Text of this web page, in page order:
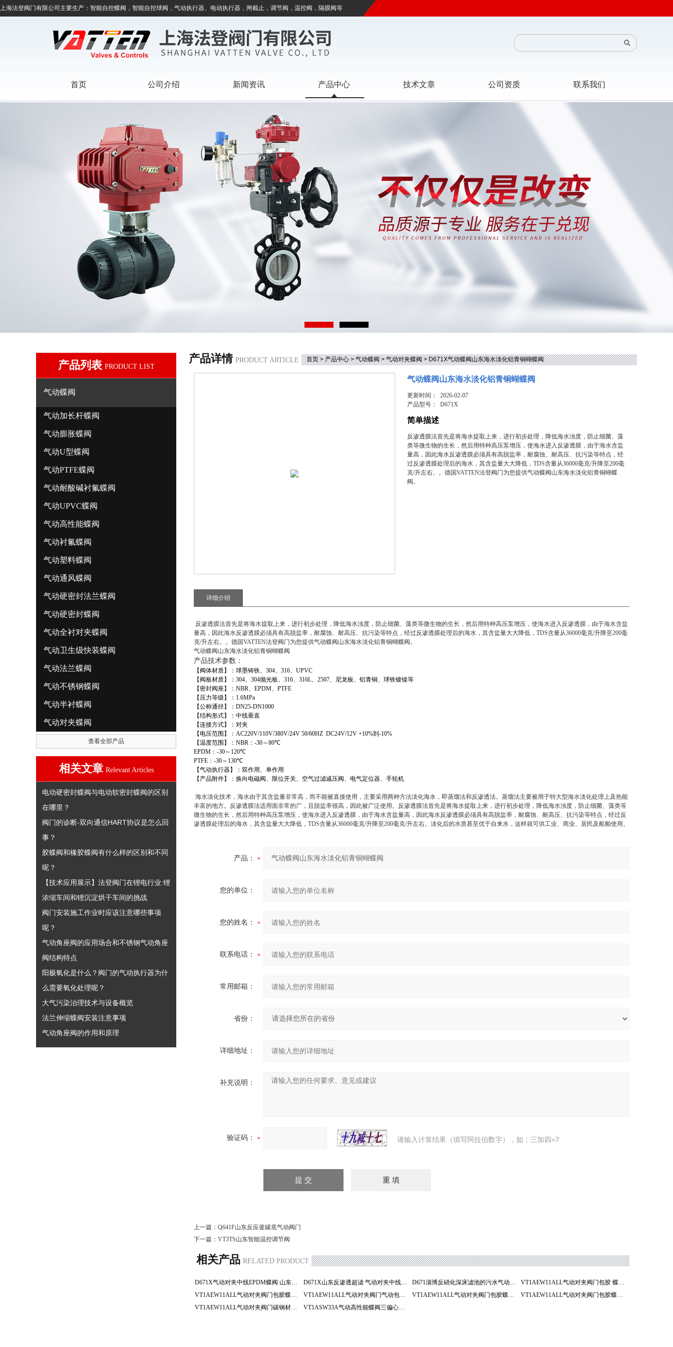
上海法登阀门有限公司主要生产：智能自控蝶阀，智能自控球阀，气动执行器、电动执行器，闸截止，调节阀，温控阀，隔膜阀等
首页 公司介绍 新闻资讯 产品中心 技术文章 公司资质 联系我们
产品列表 PRODUCT LIST
气动蝶阀
气动加长杆蝶阀
气动膨胀蝶阀
气动U型蝶阀
气动PTFE蝶阀
气动耐酸碱衬氟蝶阀
气动UPVC蝶阀
气动高性能蝶阀
气动衬氟蝶阀
气动塑料蝶阀
气动通风蝶阀
气动硬密封法兰蝶阀
气动硬密封蝶阀
气动全衬对夹蝶阀
气动卫生级快装蝶阀
气动法兰蝶阀
气动不锈钢蝶阀
气动半衬蝶阀
气动对夹蝶阀
查看全部产品
相关文章 Relevant Articles
电动硬密封蝶阀与电动软密封蝶阀的区别
在哪里？
阀门的诊断-双向通信HART协议是怎么回
事？
胶蝶阀和橡胶蝶阀有什么样的区别和不同
呢？
【技术应用展示】法登阀门在锂电行业:锂
浓缩车间和锂沉淀烘干车间的挑战
阀门安装施工作业时应该注意哪些事项
呢？
气动角座阀的应用场合和不锈钢气动角座
阀结构特点
阳极氧化是什么？阀门的气动执行器为什
么需要氧化处理呢？
大气污染治理技术与设备概览
法兰伸缩蝶阀安装注意事项
气动角座阀的作用和原理
产品详情 PRODUCT ARTICLE 首页>产品中心>气动蝶阀>气动对夹蝶阀> D671X气动蝶阀山东海水淡化铝青铜蝴蝶阀
气动蝶阀山东海水淡化铝青铜蝴蝶阀
更新时间： 2026-02-07
产品型号：D671X
简单描述
反渗透膜法首先是将海水提取上来，进行初步处理，降低海水浊度，防止细菌、藻
类等微生物的生长，然后用特种高压泵增压，使海水进入反渗透膜，由于海水含盐
量高，因此海水反渗透膜必须具有高脱盐率，耐腐蚀、耐高压、抗污染等特点，经
过反渗透膜处理后的海水，其含盐量大大降低，TDS含量从36000毫克/升降至200毫
克/升左右。。德国VATTEN法登阀门为您提供气动蝶阀山东海水淡化铝青铜蝴蝶
阀。
详细介绍
反渗透膜法首先是将海水提取上来，进行初步处理，降低海水浊度，防止细菌、藻类等微生物的生长，然后用特种高压泵增压，使海水进入反渗透膜，由于海水含盐
量高，因此海水反渗透膜必须具有高脱盐率，耐腐蚀、耐高压、抗污染等特点，经过反渗透膜处理后的海水，其含盐量大大降低，TDS含量从36000毫克/升降至200毫
克/升左右。。德国VATTEN法登阀门为您提供气动蝶阀山东海水淡化铝青铜蝴蝶阀 。
气动蝶阀山东海水淡化铝青铜蝴蝶阀
产品技术参数：
【阀体材质】：球墨铸铁、 304、 316、 UPVC
【阀板材质】： 304、 304抛光板、 316、 316L、 2507、尼龙板、铝青铜、球铁镀镍等
【密封阀座】： NBR、 EPDM、 PTFE
【压力等级】： 1.6MPa
【公称通径】： DN25-DN1000
【结构形式】：中线垂直
【连接方式】：对夹
【电压范围】： AC220V/110V/380V/24V 50/60HZ DC24V/12V +10%到 -10%
【温度范围】： NBR ： -30～80℃
EPDM ： -30～ 120℃
PTFE ： -30～ 130℃
【气动执行器】：双作用、单作用
【产品附件】：换向电磁阀、限位开关、空气过滤减压阀、电气定位器、手轮机
海水淡化技术，海水由于其含盐量非常高，而不能被直接使用，主要采用两种方法淡化海水，即蒸馏法和反渗透法。蒸馏法主要被用于特大型海水淡化处理上及热能
丰富的地方。反渗透膜法适用面非常的广，且脱盐率很高，因此被广泛使用。反渗透膜法首先是将海水提取上来，进行初步处理，降低海水浊度，防止细菌、藻类等
微生物的生长，然后用特种高压泵增压，使海水进入反渗透膜，由于海水含盐量高，因此海水反渗透膜必须具有高脱盐率，耐腐蚀、耐高压、抗污染等特点，经过反
渗透膜处理后的海水，其含盐量大大降低，TDS含量从36000毫克/升降至200毫克/升左右。淡化后的水质甚至优于自来水，这样就可供工业、商业、居民及船舶使用。
产品：
您的单位：
您的姓名：
联系电话：
常用邮箱：
省份：
详细地址：
补充说明：
验证码： 请输入计算结果（填写阿拉伯数字），如：三加四=7
上一篇： Q641F山东反应釜罐底气动阀门
下一篇： VT3TS山东智能温控调节阀
相关产品 RELATED PRODUCT
D671X气动对夹中线EPDM蝶阀 山东反渗透超滤 D671X山东反渗透超滤 气动对夹中线EPDM蝶阀 D671淄博反硝化深床滤池的污水气动调节蝶阀
VT1AEW11ALL气动对夹阀门包胶 蝶阀 阀门 淄博
VT1AEW11ALL气动对夹阀门包胶蝶阀 阀门 淄博
VT1AEW11ALL气动对夹阀门气动包胶蝶阀 淄博阀门 VT1AEW11ALL气动对夹阀门包胶蝶阀 阀门 山东阀门
VT1AEW11ALL气动对夹阀门包胶蝶阀 阀门 山东办事处
VT1AEW11ALL气动对夹阀门碳钢材质气动包胶蝶阀 阀门
VT1ASW33A气动高性能蝶阀三偏心蝶阀化工阀门